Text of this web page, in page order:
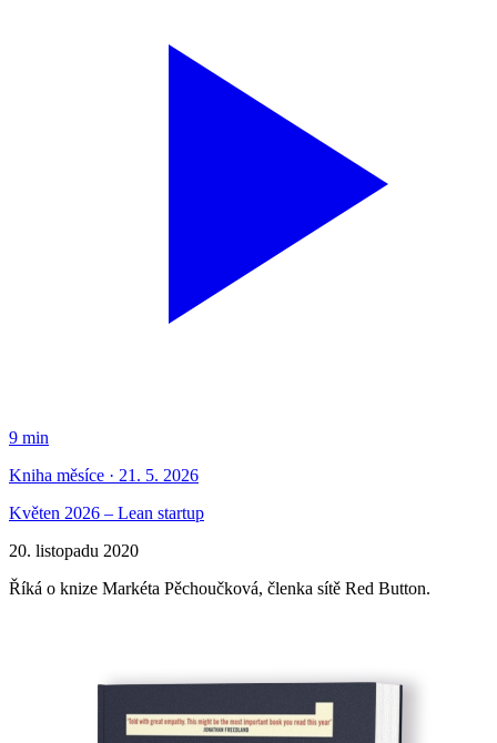
9 min
Kniha měsíce · 21. 5. 2026
Květen 2026 – Lean startup
20. listopadu 2020
Říká o knize Markéta Pěchoučková, členka sítě Red Button.